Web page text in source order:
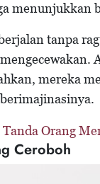
menunjukkan
tanpa
mereka
Tanda Orang
Ceroboh